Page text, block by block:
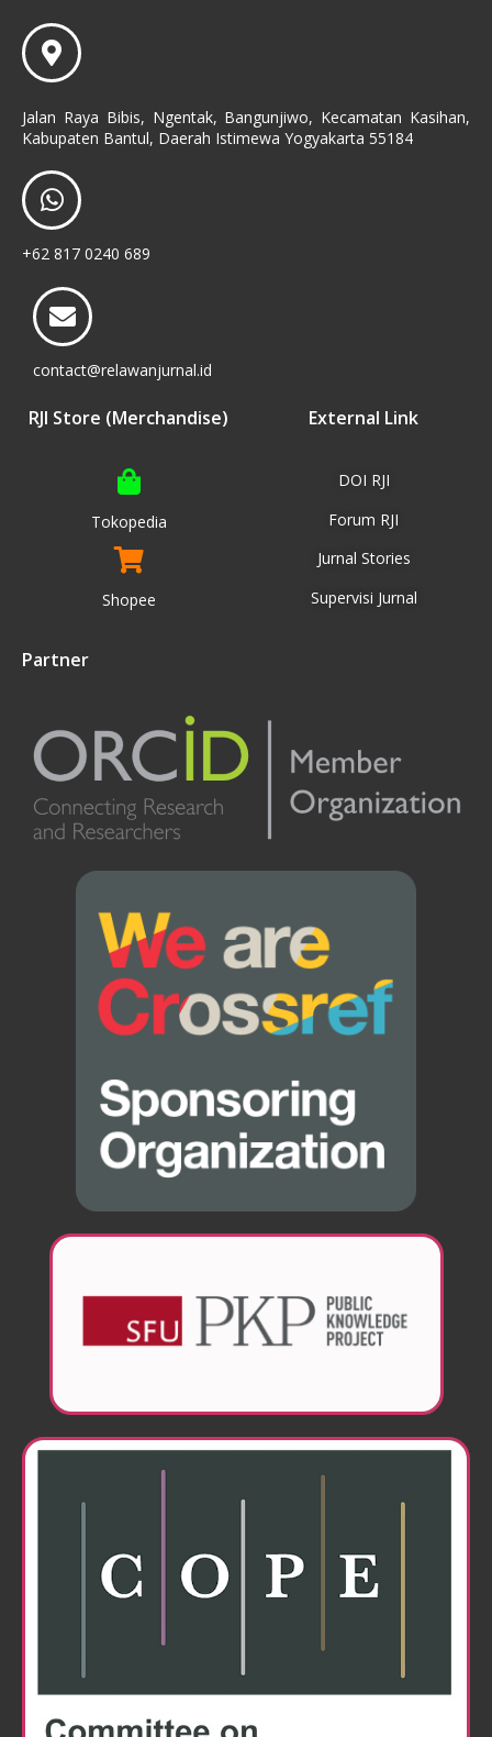
Jalan Raya Bibis, Ngentak, Bangunjiwo, Kecamatan Kasihan,
Kabupaten Bantul, Daerah Istimewa Yogyakarta 55184
+62 817 0240 689
contact@relawanjurnal.id
RJI Store (Merchandise)
Tokopedia
Shopee
External Link
DOI RJI
Forum RJI
Jurnal Stories
Supervisi Jurnal
Partner